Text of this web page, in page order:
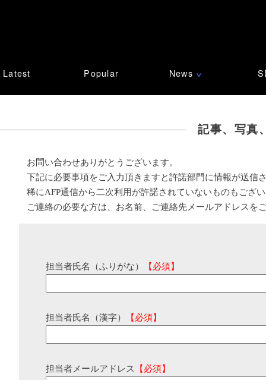
Latest Popular News ∨
記事、写真
お問い合わせありがとうございます。
下記に必要事項をご入力頂きますと許諾部門に情報が送信
稀にAFP通信から二次利用が許諾されていないものもござ
ご連絡の必要な方は、お名前、ご連絡先メールアドレスを
担当者氏名（ふりがな） 【必須】
担当者氏名（漢字） 【必須】
担当者メールアドレス 【必須】